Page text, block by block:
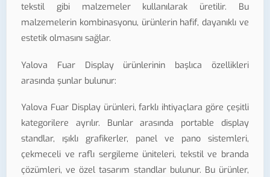
tekstil gibi malzemeler kullanılarak üretilir. Bu
malzemelerin kombinasyonu, ürünlerin hafif, dayanıklı ve
estetik olmasını sağlar.
Yalova Fuar Display ürünlerinin başlıca özellikleri
arasında şunlar bulunur:
Yalova Fuar Display ürünleri, farklı ihtiyaçlara göre çeşitli
kategorilere ayrılır. Bunlar arasında portable display
standlar, ışıklı grafikerler, panel ve pano sistemleri,
çekmeceli ve raflı sergileme üniteleri, tekstil ve branda
çözümleri, ve özel tasarım standlar bulunur. Bu ürünler,